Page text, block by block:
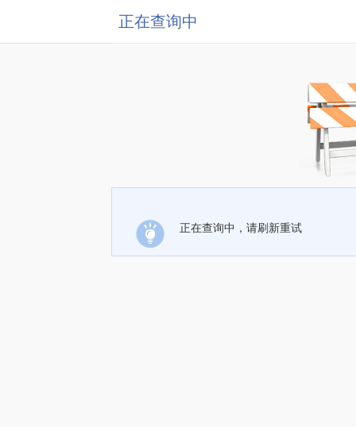
正在查询中
正在查询中，请刷新重试